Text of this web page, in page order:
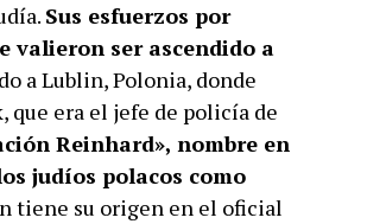
Sus esfuerzos por
valieron ser ascendido a
a Lublin, Polonia, donde
que era el jefe de policía de
Reinhard», nombre en
judíos polacos como
tiene su origen en el oficial